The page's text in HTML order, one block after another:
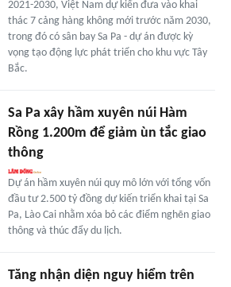
2021-2030, Việt Nam dự kiến đưa vào khai
thác 7 cảng hàng không mới trước năm 2030,
trong đó có sân bay Sa Pa - dự án được kỳ
vọng tạo động lực phát triển cho khu vực Tây
Bắc.
Sa Pa xây hầm xuyên núi Hàm
Rồng 1.200m để giảm ùn tắc giao
thông
Dự án hầm xuyên núi quy mô lớn với tổng vốn
đầu tư 2.500 tỷ đồng dự kiến triển khai tại Sa
Pa, Lào Cai nhằm xóa bỏ các điểm nghẽn giao
thông và thúc đẩy du lịch.
Tăng nhận diện nguy hiểm trên